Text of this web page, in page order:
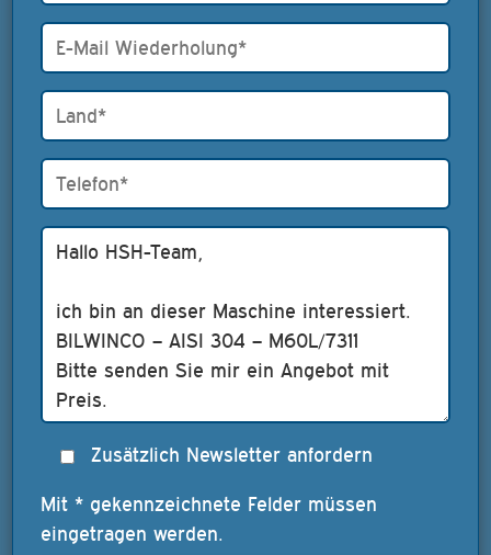
Zusätzlich Newsletter anfordern
Mit * gekennzeichnete Felder müssen
eingetragen werden.